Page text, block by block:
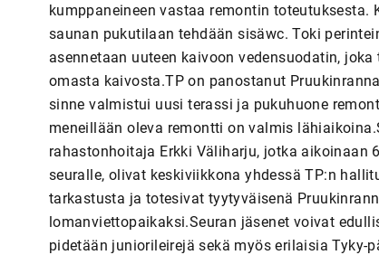
kumppaneineen vastaa remontin
saunan pukutilaan tehdään sisäwc. Toki
asennetaan uuteen kaivoon vedensuodatin,
omasta kaivosta.TP on panostanut
sinne valmistui uusi terassi ja pukuhuone
meneillään oleva remontti on valmis
rahastonhoitaja Erkki Väliharju, jotka aikoinaan
seuralle, olivat keskiviikkona yhdessä TP:n
tarkastusta ja totesivat tyytyväisenä
lomanviettopaikaksi.Seuran jäsenet voivat
pidetään juniorileirejä sekä myös erilaisia